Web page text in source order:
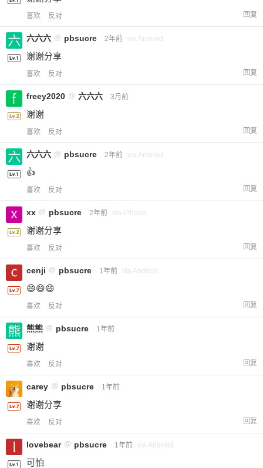
喜欢 反对 回复
六六六 @ pbsucre 2年前 via Android
谢谢分享
喜欢 反对 回复
freey2020 @ 六六六 3月前
谢谢
喜欢 反对 回复
六六六 @ pbsucre 2年前 via Android
👍
喜欢 反对 回复
xx @ pbsucre 2年前 via iPhone
谢谢分享
喜欢 反对 回复
cenji @ pbsucre 1年前 via Android
😄😄😄
喜欢 反对 回复
熊熊 @ pbsucre 1年前
谢谢
喜欢 反对 回复
carey @ pbsucre 1年前
谢谢分享
喜欢 反对 回复
lovebear @ pbsucre 1年前 via Android
可怕